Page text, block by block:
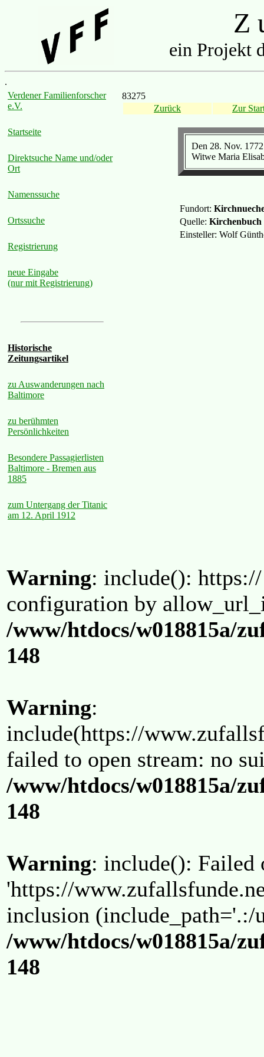
Z
ein Projekt
.
Verdener Familienforscher
e.V.
Startseite
Direktsuche Name und/oder
Ort
Namenssuche
Ortssuche
Registrierung
neue Eingabe
(nur mit Registrierung)
Historische
Zeitungsartikel
zu Auswanderungen nach
Baltimore
zu berühmten
Persönlichkeiten
Besondere Passagierlisten
Baltimore - Bremen aus
1885
zum Untergang der Titanic
am 12. April 1912
83275
Zurück
Zur
Den 28. Nov.
Witwe Maria
Fundort:
Quelle: Kirchenbuch
Einsteller: Wolf
Warning: include():
configuration by
/www/htdocs/w018815a/
148
Warning:
include(https://
failed to open stream: no
/www/htdocs/w018815a/
148
Warning: include(): Failed
'https://
inclusion (include_path='.:/
/www/htdocs/w018815a/
148